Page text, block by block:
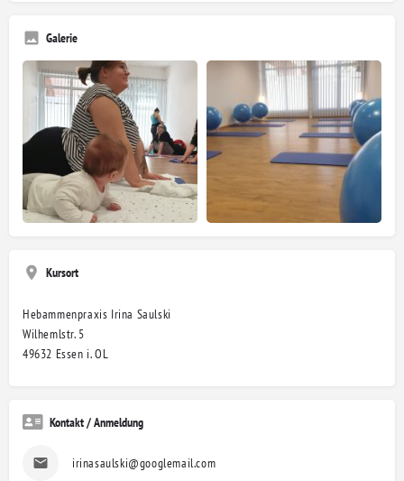
Galerie
Kursort
Hebammenpraxis Irina Saulski
Wilhemlstr. 5
49632 Essen i. OL
Kontakt / Anmeldung
irinasaulski@googlemail.com